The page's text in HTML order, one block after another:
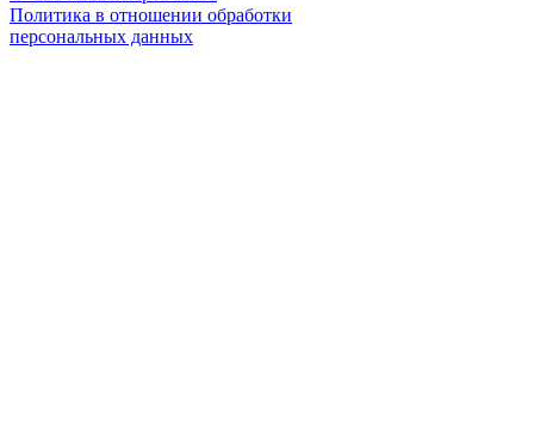
Политика в отношении обработки
персональных данных